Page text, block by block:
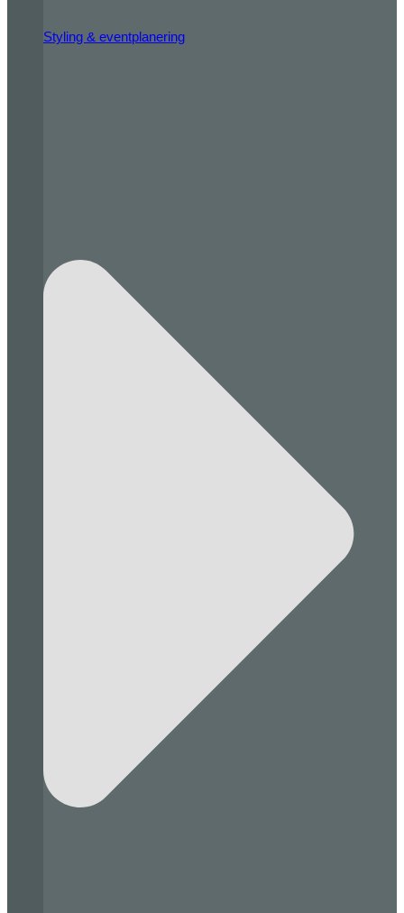
Styling & eventplanering